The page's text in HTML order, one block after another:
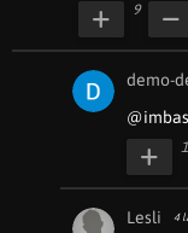
9
demo-
Lesli 4